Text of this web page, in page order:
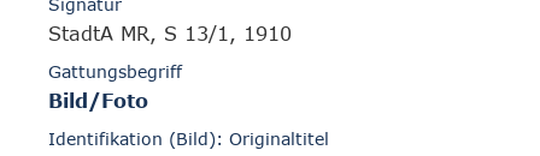
Signatur
StadtA MR, S 13/1, 1910
Gattungsbegriff
Bild/Foto
Identifikation (Bild): Originaltitel